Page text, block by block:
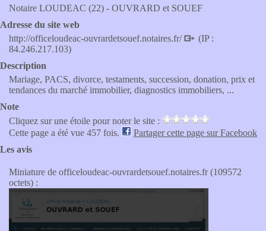
Notaire LOUDEAC (22) - OUVRARD et SOUEF
Adresse du site web
http://officeloudeac-ouvrardetsouef.notaires.fr/
(IP :
84.246.217.103)
Description
Mariage, PACS, divorce, testaments, succession, donation, prix et
tendances du marché immobilier, diagnostics immobiliers, ...
Note
Cliquez sur une étoile pour noter le site :
Cette page a été vue 457 fois.
Partager cette page sur Facebook
Les avis
Miniature de officeloudeac-ouvrardetsouef.notaires.fr (109572
octets) :